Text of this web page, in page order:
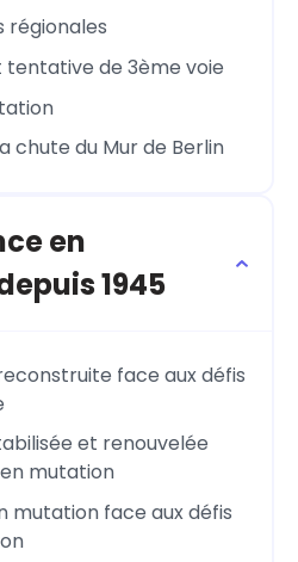
régionales
de 3ème voie
chute du Mur de Berlin
en
1945
face aux défis
et renouvelée
mutation
mutation face aux défis